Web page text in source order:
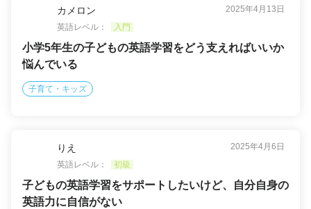
カメロン
2025年4月13日
英語レベル：
入門
小学5年生の子どもの英語学習をどう支えればいいか
悩んでいる
子育て・キッズ
りえ
2025年4月6日
英語レベル：
初級
子どもの英語学習をサポートしたいけど、自分自身の
英語力に自信がない